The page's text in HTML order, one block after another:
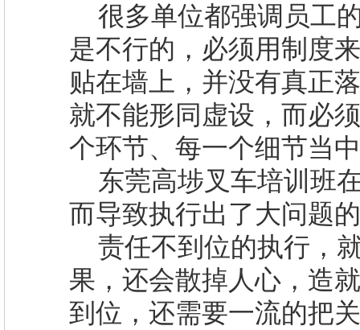
很多单位都强调员工
是不行的，必须用制度
贴在墙上，并没有真正
就不能形同虚设，而必
个环节、每一个细节当
东莞高埗叉车培训班
而导致执行出了大问题
责任不到位的执行，
果，还会散掉人心，造
到位，还需要一流的把